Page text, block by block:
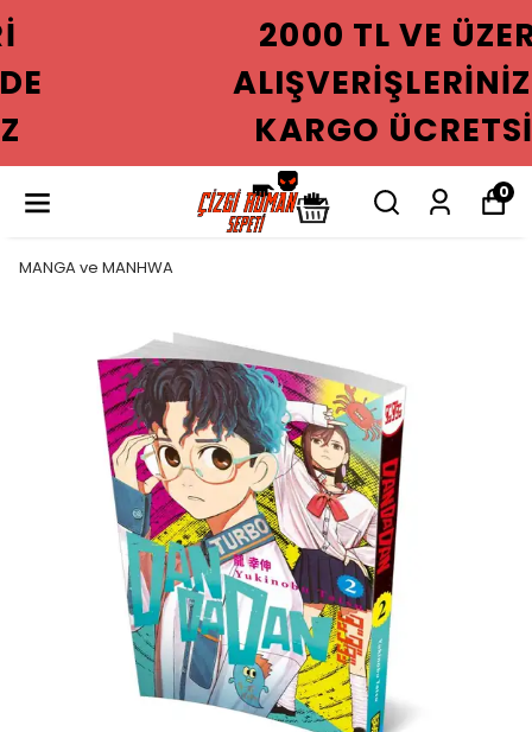
2000 TL VE ÜZERI
ALIŞVERIŞLERINIZDE
KARGO ÜCRETSIZ
0
MANGA ve MANHWA